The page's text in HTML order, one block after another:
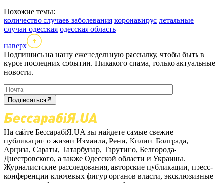
Похожие темы:
количество случаев заболевания коронавирус летальные
случаи одесская одесская область
наверх
Подпишись на нашу еженедельную рассылку, чтобы быть в
курсе последних событий. Никакого спама, только актуальные
новости.
Подписаться
На сайте БессарабіЯ.UA вы найдете самые свежие
публикации о жизни Измаила, Рени, Килии, Болграда,
Арциза, Сараты, Татарбунар, Тарутино, Белгорода-
Днестровского, а также Одесской области и Украины.
Журналистские расследования, авторские публикации, пресс-
конференции ключевых фигур органов власти, эксклюзивные